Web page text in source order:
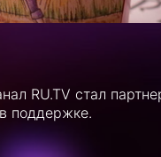
RU.TV стал
поддержке.